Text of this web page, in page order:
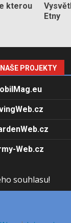
kterou
Etny
NAŠE PROJEKTY
Web.cz
souhlasu!